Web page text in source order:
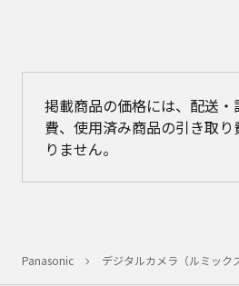
掲載商品の価格には、配送
費、使用済み商品の引き取
りません。
Panasonic デジタルカメラ（ルミック